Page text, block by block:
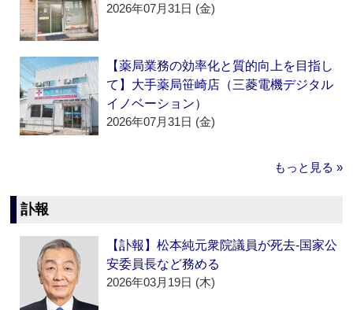
2026年07月31日 (金)
【薬局業務の効率化と質的向上を目指し
て】大手薬局笹崎店（三菱電機デジタル
イノベーション）
2026年07月31日 (金)
もっと見る »
訃報
【訃報】松本純元衆院議員が死去‐国家公
安委員長など務める
2026年03月19日 (木)